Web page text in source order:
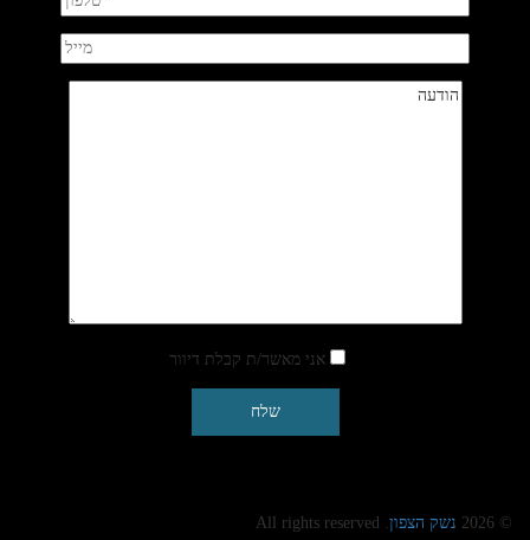
אני מאשר/ת קבלת דיוור
© 2026 נשק הצפון. All rights reserved